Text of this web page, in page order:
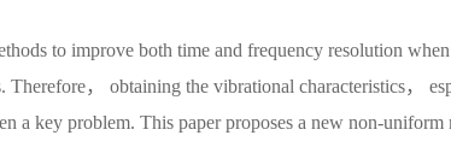
to improve both time and frequency resolution
Therefore， obtaining the vibrational characteristics，
a key problem. This paper proposes a new non-